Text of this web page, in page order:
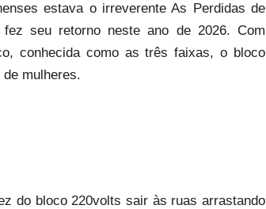
estava o irreverente As Perdidas de
seu retorno neste ano de 2026. Com
conhecida como as três faixas, o bloco
mulheres.
do bloco 220volts sair às ruas arrastando